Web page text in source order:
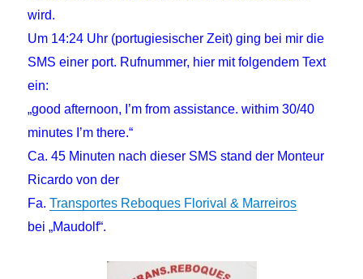
wird.
Um 14:24 Uhr (portugiesischer Zeit) ging bei mir die
SMS einer port. Rufnummer, hier mit folgendem Text
ein:
„good afternoon, I’m from assistance. withim 30/40
minutes I’m there.“
Ca. 45 Minuten nach dieser SMS stand der Monteur
Ricardo von der
Fa.Transportes Reboques Florival & Marreiros
bei „Maudolf“.